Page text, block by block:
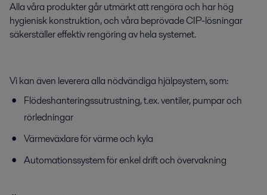
Alla våra produkter går utmärkt att rengöra och har hög
hygienisk konstruktion, och våra beprövade CIP-lösningar
säkerställer effektiv rengöring av hela systemet.
Vi kan även leverera alla nödvändiga hjälpsystem, som:
Flödeshanteringssutrustning, t.ex. ventiler, pumpar och
rörledningar
Värmeväxlare för värme och kyla
Automationssystem för enkel drift och övervakning